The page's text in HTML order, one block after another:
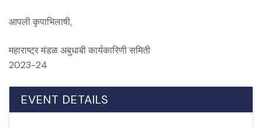
आपली कृपाभिलाषी,
महाराष्ट्र मंडळ अबुधाबी कार्यकारिणी समिती
2023-24
EVENT DETAILS